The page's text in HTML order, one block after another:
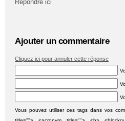
Répondre ici
Ajouter un commentaire
Cliquez ici pour annuler cette réponse
Vous pouvez utiliser ces tags dans vos